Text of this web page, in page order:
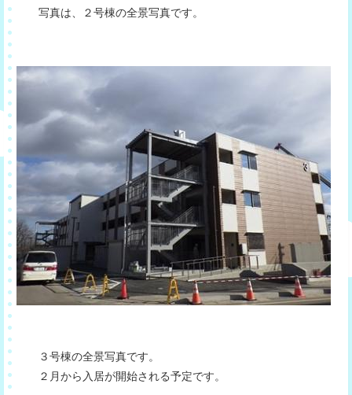
写真は、２号棟の全景写真です。
３号棟の全景写真です。
２月から入居が開始される予定です。